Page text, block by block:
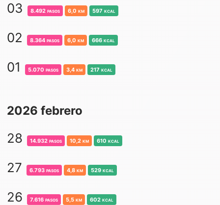
03 8.492 pasos 6,0 km 597 kcal
02 8.364 pasos 6,0 km 666 kcal
01 5.070 pasos 3,4 km 217 kcal
2026 febrero
28 14.932 pasos 10,2 km 610 kcal
27 6.793 pasos 4,8 km 529 kcal
26 7.616 pasos 5,5 km 602 kcal